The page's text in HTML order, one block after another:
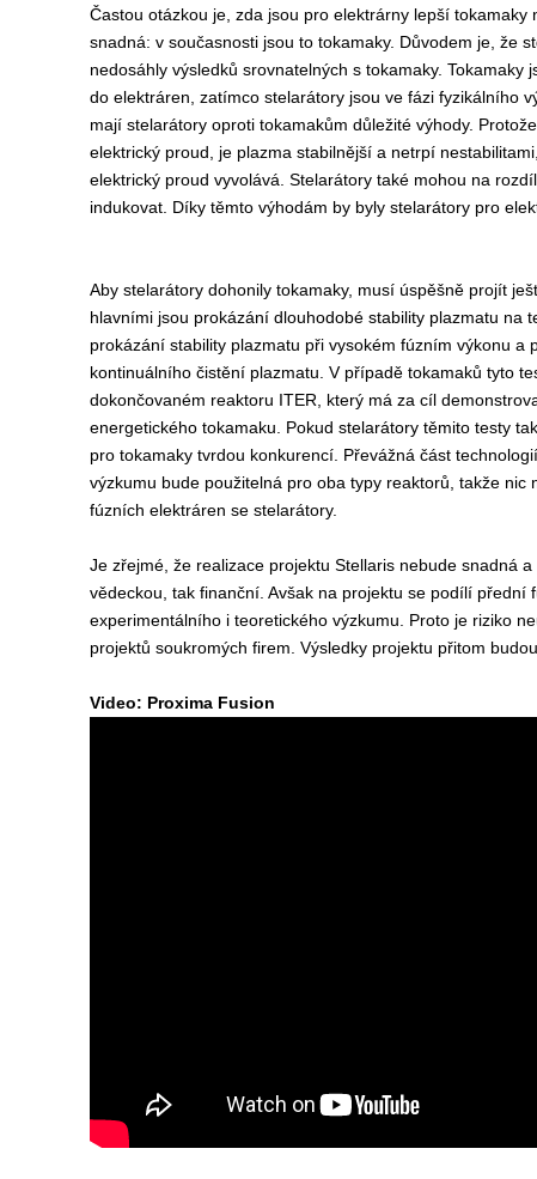
Častou otázkou je, zda jsou pro elektrárny lepší tokamaky
snadná: v současnosti jsou to tokamaky. Důvodem je, že
nedosáhly výsledků srovnatelných s tokamaky. Tokamaky
do elektráren, zatímco stelarátory jsou ve fázi fyzikálního
mají stelarátory oproti tokamakům důležité výhody.
elektrický proud, je plazma stabilnější a netrpí
elektrický proud vyvolává. Stelarátory také mohou na
indukovat. Díky těmto výhodám by byly stelarátory pro
Aby stelarátory dohonily tokamaky, musí úspěšně projít
hlavními jsou prokázání dlouhodobé stability plazmatu na
prokázání stability plazmatu při vysokém fúzním výkonu a
kontinuálního čistění plazmatu. V případě tokamaků tyto
dokončovaném reaktoru ITER, který má za cíl
energetického tokamaku. Pokud stelarátory těmito testy
pro tokamaky tvrdou konkurencí. Převážná část
výzkumu bude použitelná pro oba typy reaktorů, takže nic
fúzních elektráren se stelarátory.
Je zřejmé, že realizace projektu Stellaris nebude snadná
vědeckou, tak finanční. Avšak na projektu se podílí
experimentálního i teoretického výzkumu. Proto je riziko
projektů soukromých firem. Výsledky projektu přitom
Video: Proxima Fusion